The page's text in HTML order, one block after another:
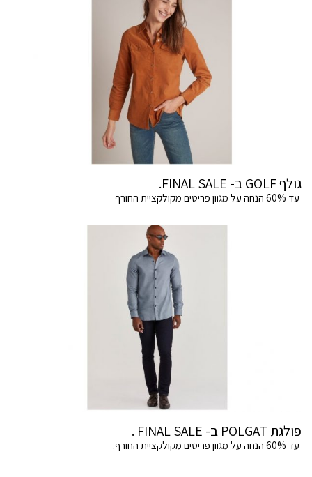
גולף GOLF ב- FINAL SALE.
עד 60% הנחה על מגוון פריטים מקולקציית החורף
פולגת POLGAT ב- FINAL SALE .
עד 60% הנחה על מגוון פריטים מקולקציית החורף.